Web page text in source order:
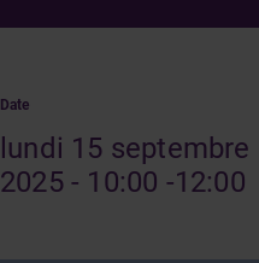
Date
lundi 15 septembre
2025 - 10:00 -12:00